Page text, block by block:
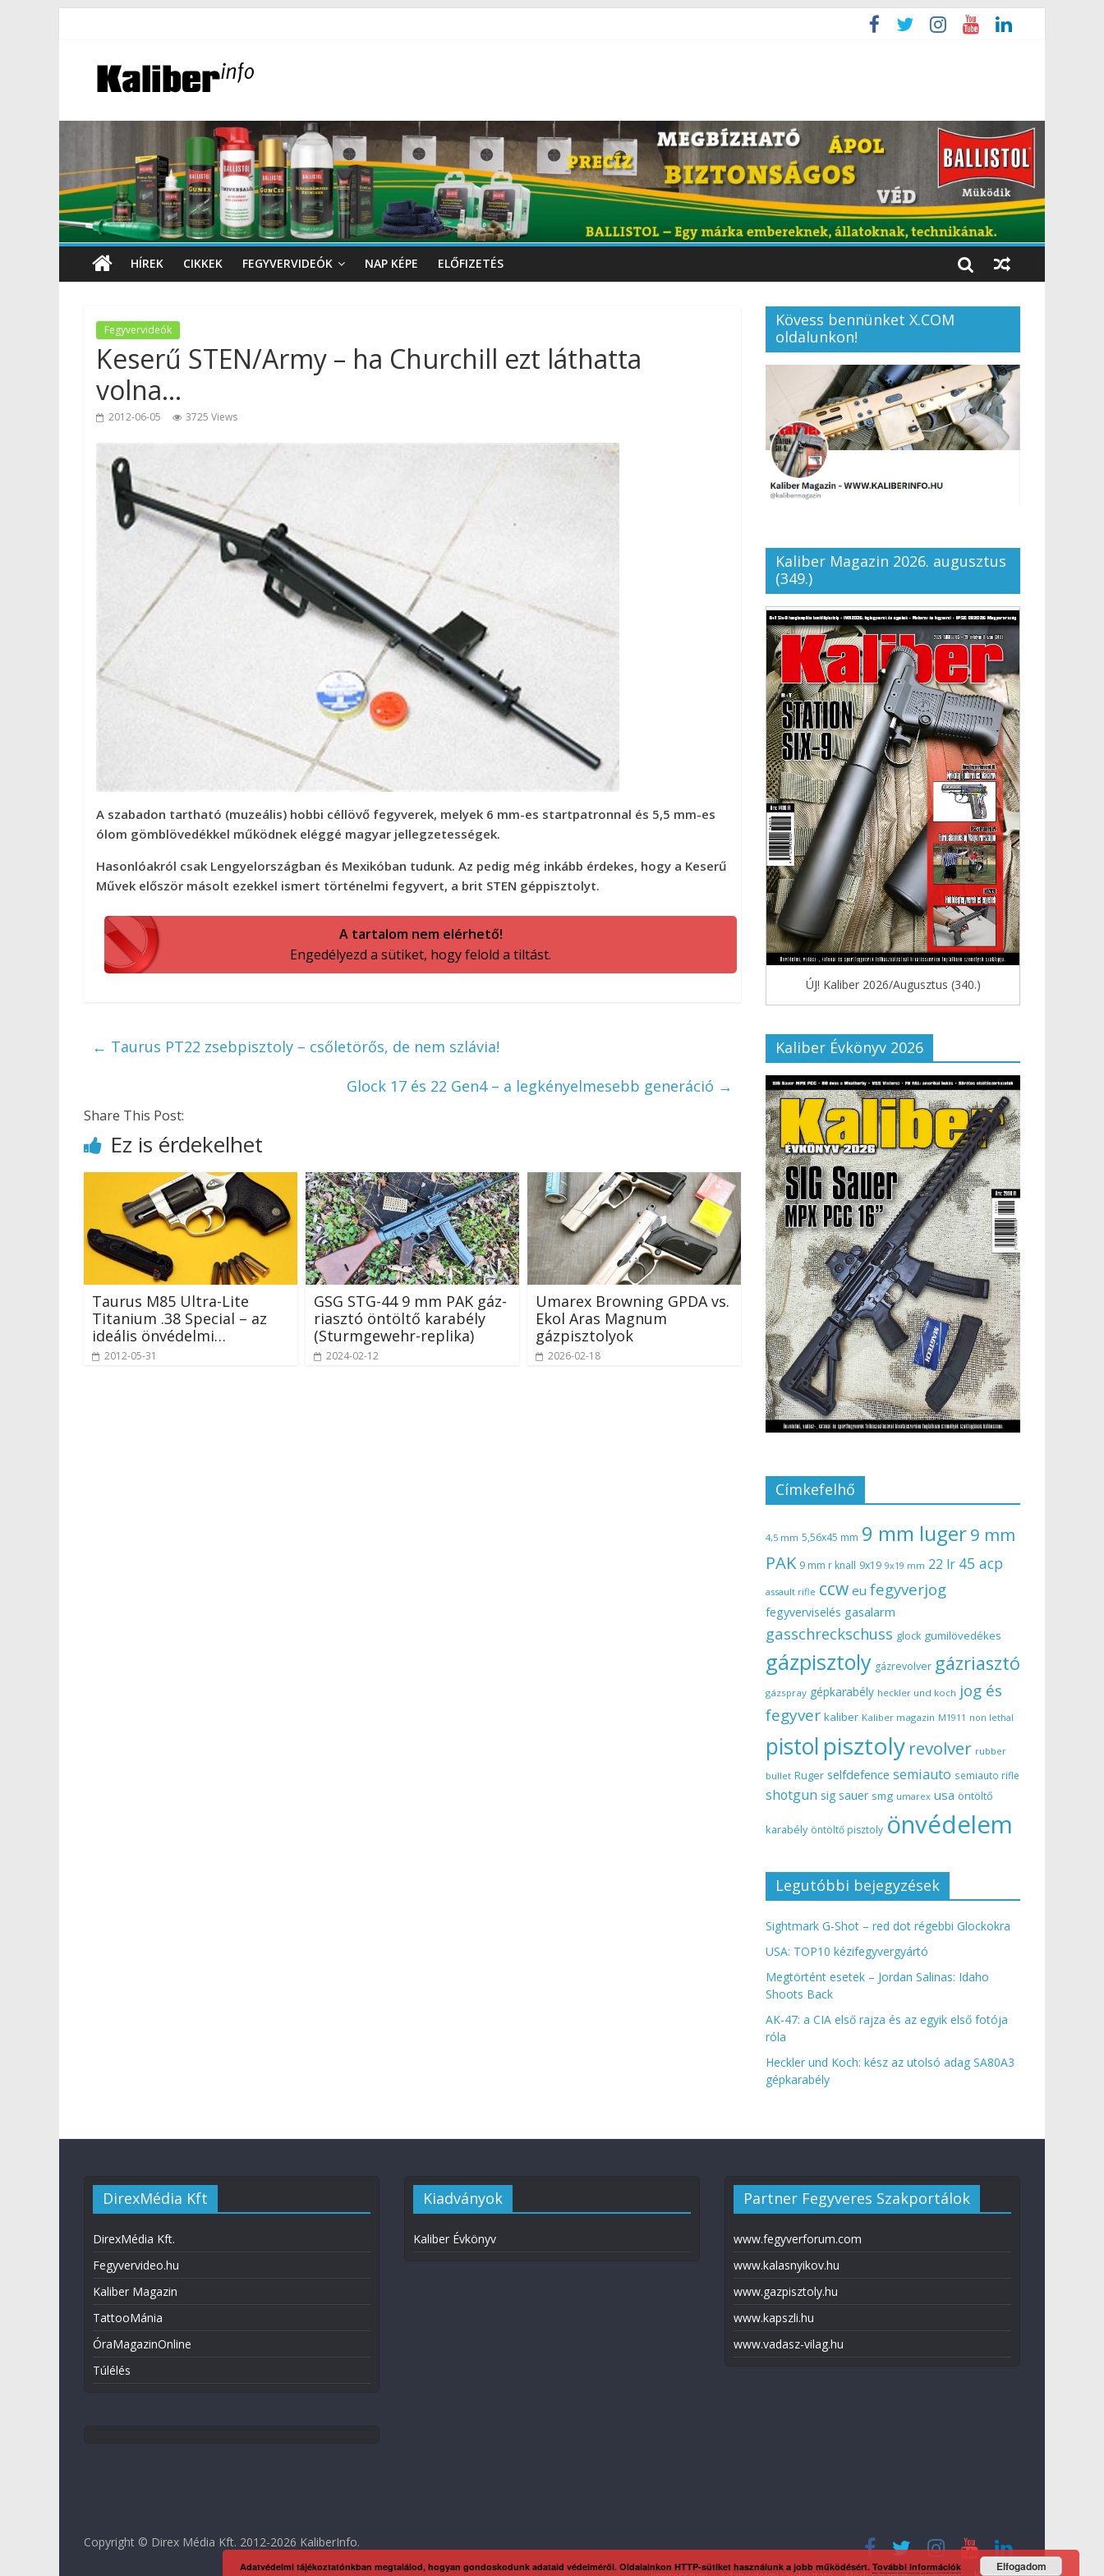
HÍREK CIKKEK FEGYVERVIDEÓK NAP KÉPE ELŐFIZETÉS
Fegyvervideók
Keserű STEN/Army – ha Churchill ezt láthatta
volna…
2012-06-05 3725 Views
A szabadon tartható (muzeális) hobbi céllövő fegyverek, melyek 6 mm-es startpatronnal és 5,5 mm-es
ólom gömblövedékkel működnek eléggé magyar jellegzetességek.
Hasonlóakról csak Lengyelországban és Mexikóban tudunk. Az pedig még inkább érdekes, hogy a Keserű
Művek először másolt ezekkel ismert történelmi fegyvert, a brit STEN géppisztolyt.
A tartalom nem elérhető!
Engedélyezd a sütiket, hogy felold a tiltást.
← Taurus PT22 zsebpisztoly – csőletörős, de nem szlávia!
Glock 17 és 22 Gen4 – a legkényelmesebb generáció →
Share This Post:
Ez is érdekelhet
Taurus M85 Ultra-Lite
Titanium .38 Special – az
ideális önvédelmi…
2012-05-31
GSG STG-44 9 mm PAK gáz-
riasztó öntöltő karabély
(Sturmgewehr-replika)
2024-02-12
Umarex Browning GPDA vs.
Ekol Aras Magnum
gázpisztolyok
2026-02-18
Kövess bennünket X.COM
oldalunkon!
Kaliber Magazin 2026. augusztus
(349.)
ÚJ! Kaliber 2026/Augusztus (340.)
Kaliber Évkönyv 2026
Címkefelhő
4,5 mm 5,56x45 mm 9 mm luger9 mm
PAK 9 mm r knall 9x19 9x19 mm 22 lr 45 acp
assault rifle ccw eu fegyverjog
fegyverviselés gasalarm
gasschreckschuss glock gumilövedékes
gázpisztoly gázrevolver gázriasztó
gázspray gépkarabély heckler und koch jog és
fegyver kaliber Kaliber magazin M1911 non lethal
pistol pisztoly revolver rubber
bullet Ruger selfdefence semiauto semiauto rifle
shotgun sig sauer smg umarex usa öntöltő
karabély öntöltő pisztoly önvédelem
Legutóbbi bejegyzések
Sightmark G-Shot – red dot régebbi Glockokra
USA: TOP10 kézifegyvergyártó
Megtörtént esetek – Jordan Salinas: Idaho
Shoots Back
AK-47: a CIA első rajza és az egyik első fotója
róla
Heckler und Koch: kész az utolsó adag SA80A3
gépkarabély
DirexMédia Kft
DirexMédia Kft.
Fegyvervideo.hu
Kaliber Magazin
TattooMánia
ÓraMagazinOnline
Túlélés
Kiadványok
Kaliber Évkönyv
Partner Fegyveres Szakportálok
www.fegyverforum.com
www.kalasnyikov.hu
www.gazpisztoly.hu
www.kapszli.hu
www.vadasz-vilag.hu
Copyright © Direx Média Kft. 2012-2026 KaliberInfo.
Adatvédelmi tájékoztatónkban megtalálod, hogyan gondoskodunk adataid védelméről. Oldalainkon HTTP-sütiket használunk a jobb működésért. További információk Elfogadom